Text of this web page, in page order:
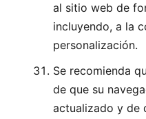
al sitio web de
incluyendo, a la
personalización.
Se recomienda
de que su
actualizado y de